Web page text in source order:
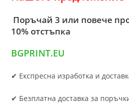
Поръчай 3 или повече
10% отстъпка
BGPRINT.EU
✔ Експресна изработка и
✔ Безплатна доставка за